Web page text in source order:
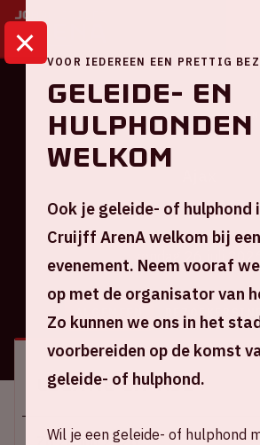
HOME KALENDER AJAX –
Ajax –
zondag 26 juli
Locatie en tijd
Zo 26 juli 2026
VOOR IEDEREEN EEN PRETTIG
Geleide- en
hulphonden
welkom
Ook je geleide- of hulphond
Cruijff ArenA welkom bij
evenement. Neem vooraf
op met de organisator van
Zo kunnen we ons in het
voorbereiden op de komst
geleide- of hulphond.
Wil je een geleide- of hulphond